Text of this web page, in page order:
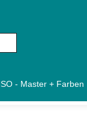
- Master + Farben